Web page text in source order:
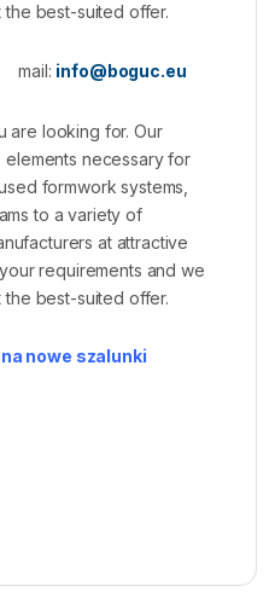
best-suited offer.
mail: info@boguc.eu
are looking for. Our
elements necessary for
formwork systems,
to a variety of
at attractive
requirements and we
best-suited offer.
nowe szalunki